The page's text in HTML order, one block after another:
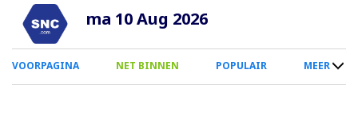
Overslaan
naar
inhoud
ma 10 Aug 2026
0
Smartphone
VOORPAGINA NET BINNEN POPULAIR MEER